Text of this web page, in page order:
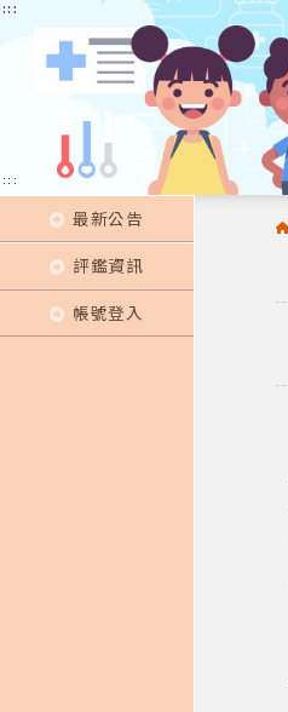
:::
:::
最新公告
評鑑資訊
帳號登入
:::